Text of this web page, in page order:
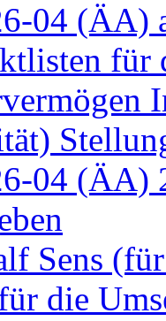
04 (ÄA)
für
04 (ÄA)
Sens
die